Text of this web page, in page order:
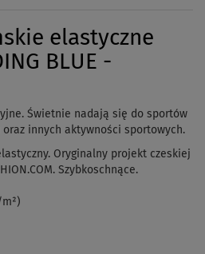
elastyczne
BLUE -
Świetnie nadają się do sportów
innych aktywności sportowych.
Oryginalny projekt czeskiej
Szybkoschnące.